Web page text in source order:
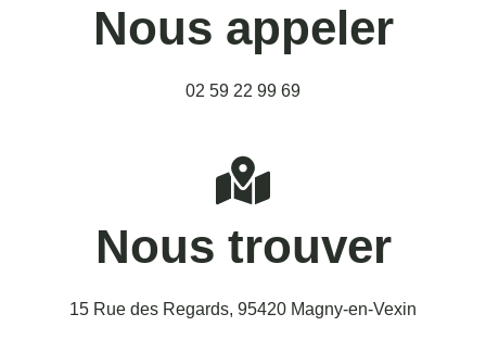
Nous appeler
02 59 22 99 69
Nous trouver
15 Rue des Regards, 95420 Magny-en-Vexin